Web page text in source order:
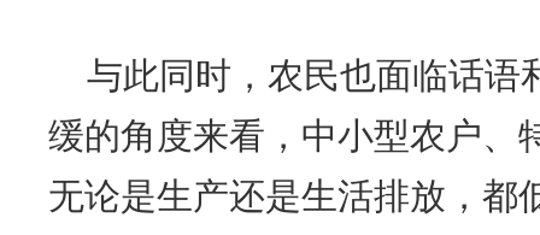
与此同时，农民也面临话语
缓的角度来看，中小型农户、
无论是生产还是生活排放，都